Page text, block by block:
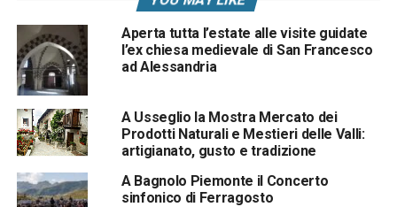
Aperta tutta l’estate alle visite guidate
l’ex chiesa medievale di San Francesco
ad Alessandria
A Usseglio la Mostra Mercato dei
Prodotti Naturali e Mestieri delle Valli:
artigianato, gusto e tradizione
A Bagnolo Piemonte il Concerto
sinfonico di Ferragosto